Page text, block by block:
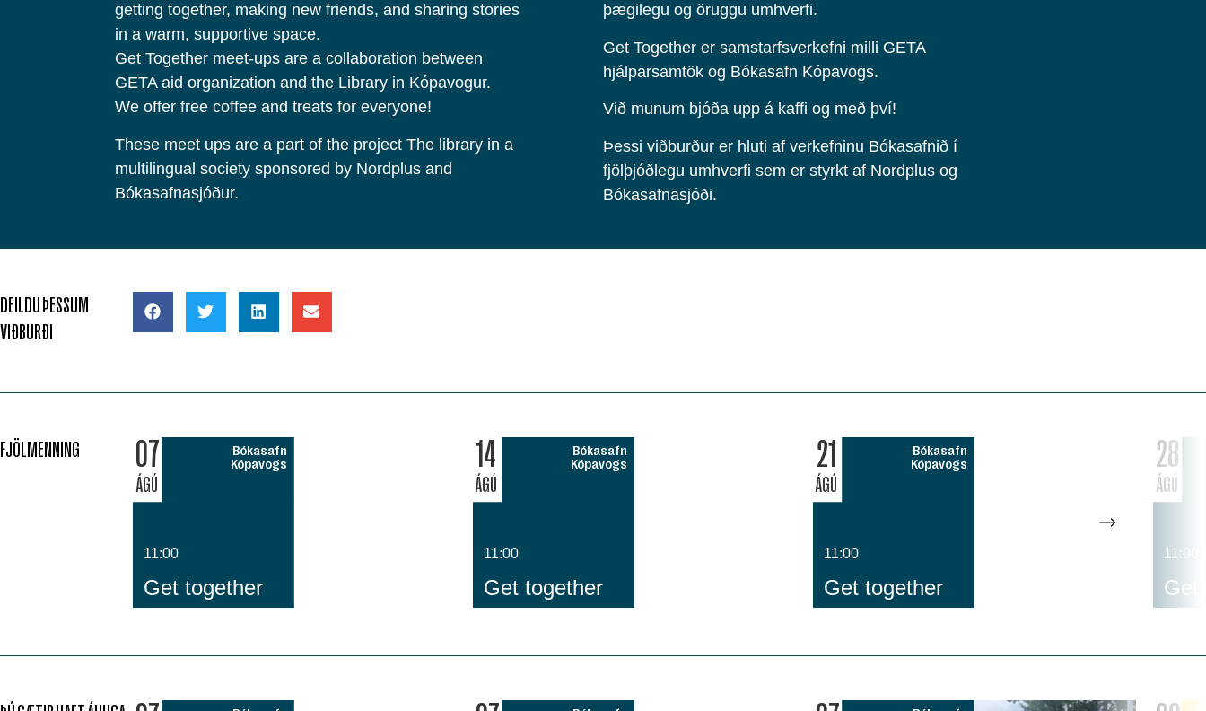
getting together, making new friends, and sharing stories
in a warm, supportive space.
Get Together meet-ups are a collaboration between
GETA aid organization and the Library in Kópavogur.
We offer free coffee and treats for everyone!
These meet ups are a part of the project The library in a
multilingual society sponsored by Nordplus and
Bókasafnasjóður.
þægilegu og öruggu umhverfi.
Get Together er samstarfsverkefni milli GETA
hjálparsamtök og Bókasafn Kópavogs.
Við munum bjóða upp á kaffi og með því!
Þessi viðburður er hluti af verkefninu Bókasafnið í
fjölþjóðlegu umhverfi sem er styrkt af Nordplus og
Bókasafnasjóði.
DEILDU ÞESSUM
VIÐBURÐI
FJÖLMENNING 07
ÁGÚ
Bókasafn
Kópavogs
11:00
Get together
14
ÁGÚ
Bókasafn
Kópavogs
11:00
Get together
21
ÁGÚ
Bókasafn
Kópavogs
11:00
Get together
28
ÁGÚ
11:00
Get